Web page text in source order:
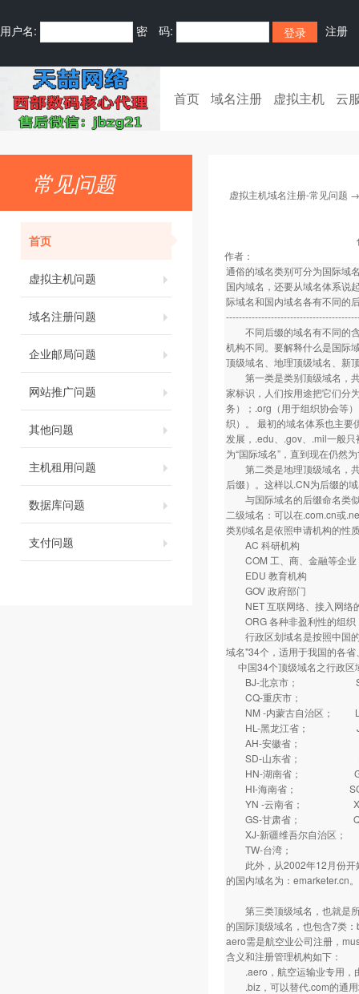
用户名: 密 码: 注册
首页 域名注册 虚拟主机 云
常见问题
首页
虚拟主机问题
域名注册问题
企业邮局问题
网站推广问题
其他问题
主机租用问题
数据库问题
支付问题
虚拟主机域名注册-常见问题
作者：
通俗的域名类别可分为国际域
国内域名，还要从域名体系说
际域名和国内域名各有不同的
不同后缀的域名有不同的含
机构不同。要解释什么是国际
顶级域名、地理顶级域名、新
第一类是类别顶级域名，共
家标识，人们按用途把它们分
务）；.org（用于组织协会等
织）。 最初的域名体系也主要
发展，.edu、.gov、.mil一般
为“国际域名”，直到现在仍然
第二类是地理顶级域名，共
后缀）。这样以.CN为后缀的
与国际域名的后缀命名类似
二级域名：可以在.com.cn或
类别域名是依照申请机构的性
AC 科研机构
COM 工、商、金融等企业
EDU 教育机构
GOV 政府部门
NET 互联网络、接入网络
ORG 各种非盈利性的组织
行政区划域名是按照中国的
域名"34个，适用于我国的各
中国34个顶级域名之行政区
BJ-北京市；
CQ-重庆市；
NM -内蒙古自治区
HL-黑龙江省；
AH-安徽省；
SD-山东省；
HN-湖南省； GD-
HI-海南省； SC-
YN -云南省； XZ-
GS-甘肃省； QH-
XJ-新疆维吾尔自治区；
TW-台湾；
此外，从2002年12月份开
的国内域名为：emarketer.cn。
第三类顶级域名，也就是所
的国际顶级域名，也包含7类
aero需是航空业公司注册，
含义和注册管理机构如下：
.aero，航空运输业专用，
.biz，可以替代.com的通用